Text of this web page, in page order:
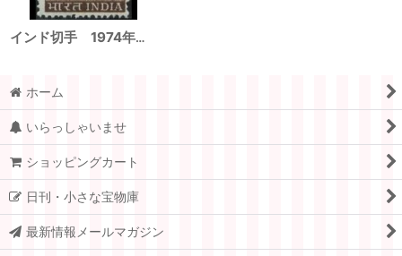
インド切手 1974年 アクシスジカ 動物 1種
ホーム
いらっしゃいませ
ショッピングカート
日刊・小さな宝物庫
最新情報メールマガジン